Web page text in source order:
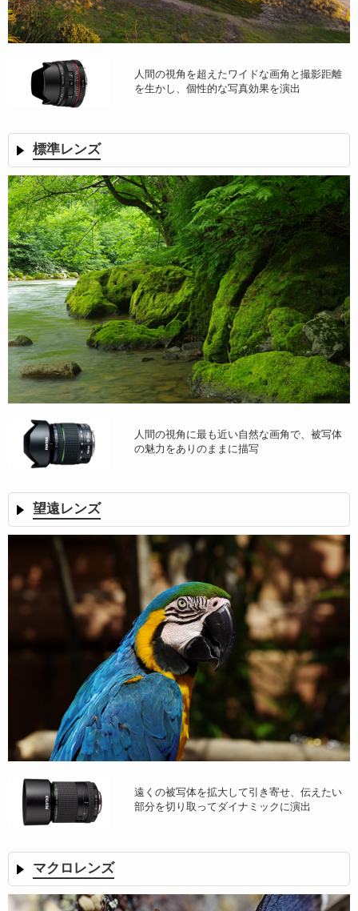
人間の視角を超えたワイドな画角と撮影距離
を生かし、個性的な写真効果を演出
標準レンズ
人間の視角に最も近い自然な画角で、被写体
の魅力をありのままに描写
望遠レンズ
遠くの被写体を拡大して引き寄せ、伝えたい
部分を切り取ってダイナミックに演出
マクロレンズ